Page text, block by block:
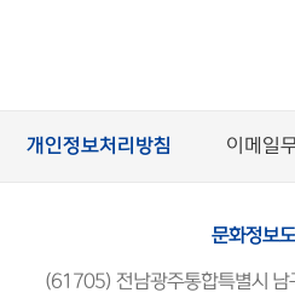
개인정보처리방침 이메일
문화정보
(61705) 전남광주통합특별시